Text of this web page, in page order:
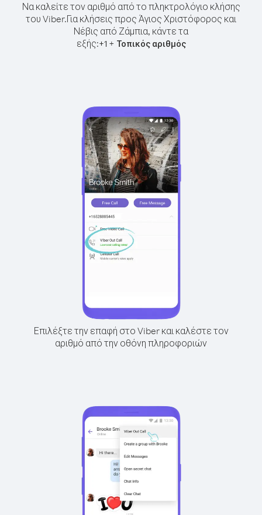
Να καλείτε τον αριθμό από το πληκτρολόγιο κλήσης
του Viber.Για κλήσεις προς Άγιος Χριστόφορος και
Νέβις από Ζάμπια, κάντε τα
εξής:+1+ Τοπικός αριθμός
Επιλέξτε την επαφή στο Viber και καλέστε τον
αριθμό από την οθόνη πληροφοριών